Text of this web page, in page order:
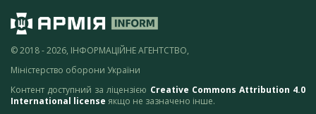
© 2018 - 2026, ІНФОРМАЦІЙНЕ АГЕНТСТВО,
Міністерство оборони України
Контент доступний за ліцензією Creative Commons Attribution 4.0
International license якщо не зазначено інше.